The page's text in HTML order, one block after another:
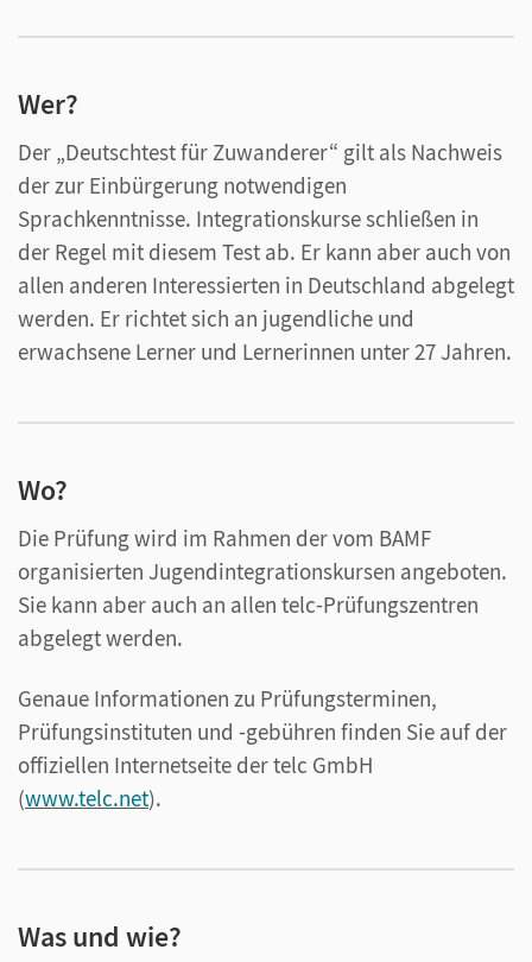
Wer?
Der „Deutschtest für Zuwanderer“ gilt als Nachweis
der zur Einbürgerung notwendigen
Sprachkenntnisse. Integrationskurse schließen in
der Regel mit diesem Test ab. Er kann aber auch von
allen anderen Interessierten in Deutschland abgelegt
werden. Er richtet sich an jugendliche und
erwachsene Lerner und Lernerinnen unter 27 Jahren.
Wo?
Die Prüfung wird im Rahmen der vom BAMF
organisierten Jugendintegrationskursen angeboten.
Sie kann aber auch an allen telc-Prüfungszentren
abgelegt werden.
Genaue Informationen zu Prüfungsterminen,
Prüfungsinstituten und -gebühren finden Sie auf der
offiziellen Internetseite der telc GmbH
(www.telc.net).
Was und wie?